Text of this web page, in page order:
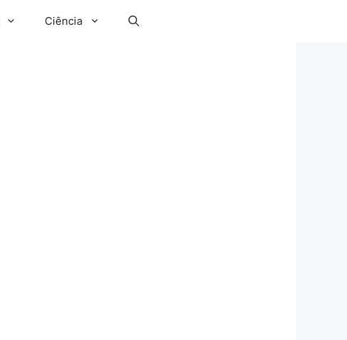
Ciência